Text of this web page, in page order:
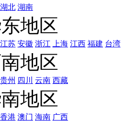
湖北 湖南
地区
江苏 安徽 浙江 上海 江西 福建 台湾
地区
贵州 四川 云南 西藏
地区
香港 澳门 海南 广西